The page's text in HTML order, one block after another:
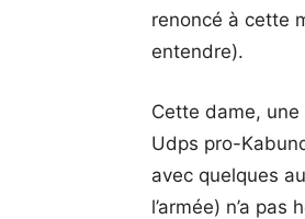
renoncé à cette
entendre).
Cette dame,
Udps pro-
avec quelques
l’armée) n’a